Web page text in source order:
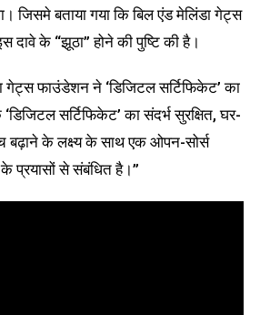
बताया गया कि बिल एंड मेलिंडा गेट्स
दावे के “झूठा” होने की पुष्टि की है।
गेट्स फाउंडेशन ने ‘डिजिटल सर्टिफिकेट’ का
सर्टिफिकेट’ का संदर्भ सुरक्षित, घर-
बढ़ाने के लक्ष्य के साथ एक ओपन-सोर्स
प्रयासों से संबंधित है।”